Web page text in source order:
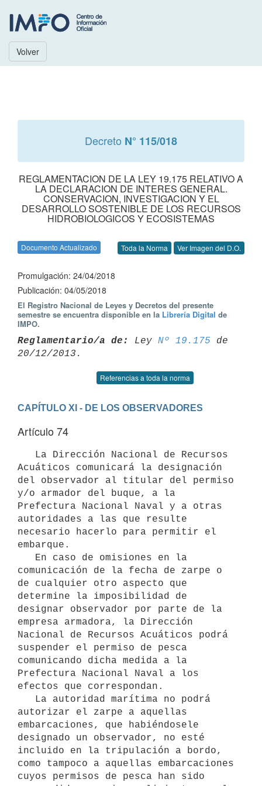
Volver
Decreto N° 115/018
REGLAMENTACION DE LA LEY 19.175 RELATIVO A
LA DECLARACION DE INTERES GENERAL.
CONSERVACION, INVESTIGACION Y EL
DESARROLLO SOSTENIBLE DE LOS RECURSOS
HIDROBIOLOGICOS Y ECOSISTEMAS
Documento Actualizado Toda la Norma Ver Imagen del D.O.
Promulgación: 24/04/2018
Publicación: 04/05/2018
El Registro Nacional de Leyes y Decretos del presente
semestre se encuentra disponible en la Librería Digital de
IMPO.
Reglamentario/a de: Ley Nº 19.175 de
Referencias a toda la norma
CAPÍTULO XI - DE LOS OBSERVADORES
Artículo 74
Acuáticos comunicará la designación
del observador al titular del permiso
y/o armador del buque, a la
Prefectura Nacional Naval y a otras
autoridades a las que resulte
necesario hacerlo para permitir el
embarque.
comunicación de la fecha de zarpe o
de cualquier otro aspecto que
determine la imposibilidad de
designar observador por parte de la
empresa armadora, la Dirección
Nacional de Recursos Acuáticos podrá
suspender el permiso de pesca
comunicando dicha medida a la
Prefectura Nacional Naval a los
efectos que correspondan.
autorizar el zarpe a aquellas
embarcaciones, que habiéndosele
designado un observador, no esté
incluido en la tripulación a bordo,
como tampoco a aquellas embarcaciones
cuyos permisos de pesca han sido